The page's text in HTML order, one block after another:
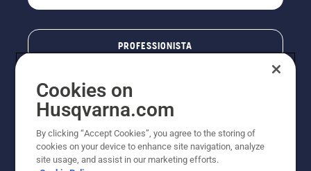
PROFESSIONISTA
Cookies on
Husqvarna.com
By clicking “Accept Cookies”, you agree to the storing of
cookies on your device to enhance site navigation, analyze
site usage, and assist in our marketing efforts.